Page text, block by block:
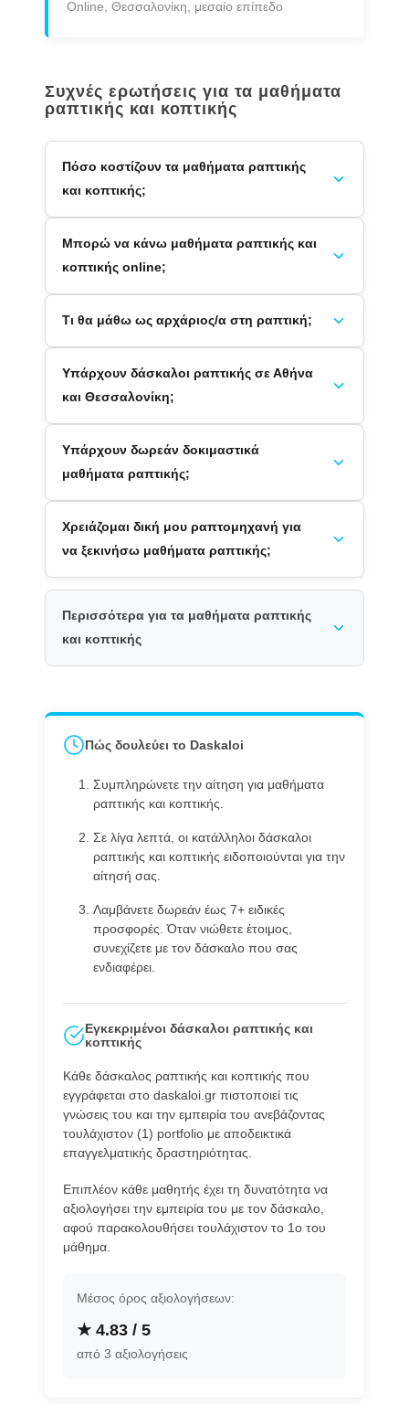
Online, Θεσσαλονίκη, μεσαίο επίπεδο
Συχνές ερωτήσεις για τα μαθήματα
ραπτικής και κοπτικής
Πόσο κοστίζουν τα μαθήματα ραπτικής
και κοπτικής;
Μπορώ να κάνω μαθήματα ραπτικής και
κοπτικής online;
Τι θα μάθω ως αρχάριος/α στη ραπτική;
Υπάρχουν δάσκαλοι ραπτικής σε Αθήνα
και Θεσσαλονίκη;
Υπάρχουν δωρεάν δοκιμαστικά
μαθήματα ραπτικής;
Χρειάζομαι δική μου ραπτομηχανή για
να ξεκινήσω μαθήματα ραπτικής;
Περισσότερα για τα μαθήματα ραπτικής
και κοπτικής
Πώς δουλεύει το Daskaloi
Συμπληρώνετε την αίτηση για μαθήματα
ραπτικής και κοπτικής.
Σε λίγα λεπτά, οι κατάλληλοι δάσκαλοι
ραπτικής και κοπτικής ειδοποιούνται για την
αίτησή σας.
Λαμβάνετε δωρεάν έως 7+ ειδικές
προσφορές. Όταν νιώθετε έτοιμος,
συνεχίζετε με τον δάσκαλο που σας
ενδιαφέρει.
Εγκεκριμένοι δάσκαλοι ραπτικής και
κοπτικής
Κάθε δάσκαλος ραπτικής και κοπτικής που
εγγράφεται στο daskaloi.gr πιστοποιεί τις
γνώσεις του και την εμπειρία του ανεβάζοντας
τουλάχιστον (1) portfolio με αποδεικτικά
επαγγελματικής δραστηριότητας.
Επιπλέον κάθε μαθητής έχει τη δυνατότητα να
αξιολογήσει την εμπειρία του με τον δάσκαλο,
αφού παρακολουθήσει τουλάχιστον το 1ο του
μάθημα.
Μέσος όρος αξιολογήσεων:
★ 4.83 / 5
από 3 αξιολογήσεις